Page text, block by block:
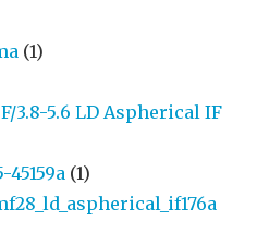
(1)
3.8-5.6 LD Aspherical IF
(1)